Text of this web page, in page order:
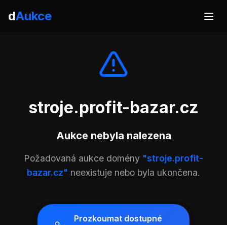
dAukce
stroje.profit-bazar.cz
Aukce nebyla nalezena
Požadovaná aukce domény "stroje.profit-
bazar.cz" neexistuje nebo byla ukončena.
Prozkoumat dostupné